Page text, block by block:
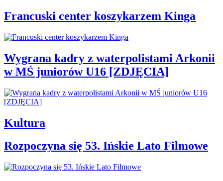
Francuski center koszykarzem Kinga
Wygrana kadry z waterpolistami Arkonii
w MŚ juniorów U16 [ZDJĘCIA]
Kultura
Rozpoczyna się 53. Ińskie Lato Filmowe